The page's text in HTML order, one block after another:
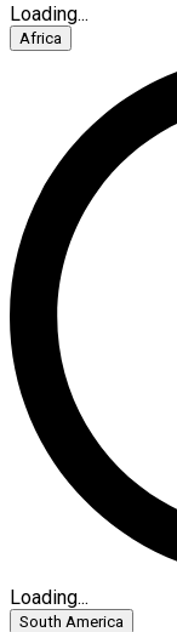
Loading...
Africa
Loading...
South America